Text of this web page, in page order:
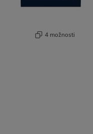
4 možnosti